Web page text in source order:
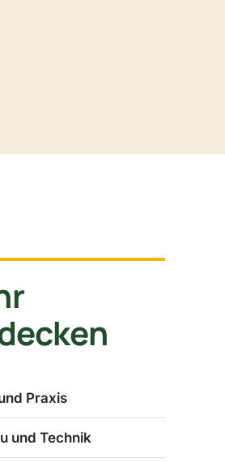
Praxis
und Technik